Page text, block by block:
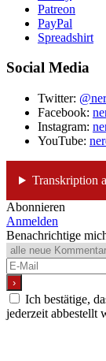
Patreon
PayPal
Spreadshirt
Social Media
Twitter:
Facebook:
Instagram:
YouTube:
Transkription
Abonnieren
Anmelden
Benachrichtige
Ich bestätige,
jederzeit abbestellt